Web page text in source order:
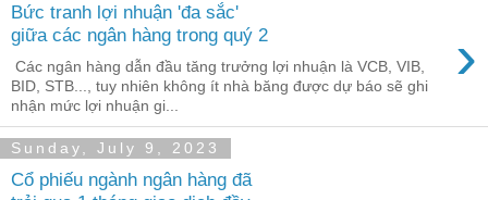
Bức tranh lợi nhuận 'đa sắc'
giữa các ngân hàng trong quý 2
›
Các ngân hàng dẫn đầu tăng trưởng lợi nhuận là VCB, VIB,
BID, STB..., tuy nhiên không ít nhà băng được dự báo sẽ ghi
nhận mức lợi nhuận gi...
Sunday, July 9, 2023
Cổ phiếu ngành ngân hàng đã